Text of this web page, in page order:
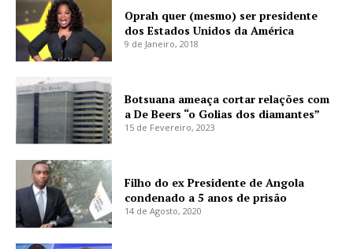
Oprah quer (mesmo) ser presidente
dos Estados Unidos da América
9 de Janeiro, 2018
Botsuana ameaça cortar relações com
a De Beers “o Golias dos diamantes”
15 de Fevereiro, 2023
Filho do ex Presidente de Angola
condenado a 5 anos de prisão
14 de Agosto, 2020